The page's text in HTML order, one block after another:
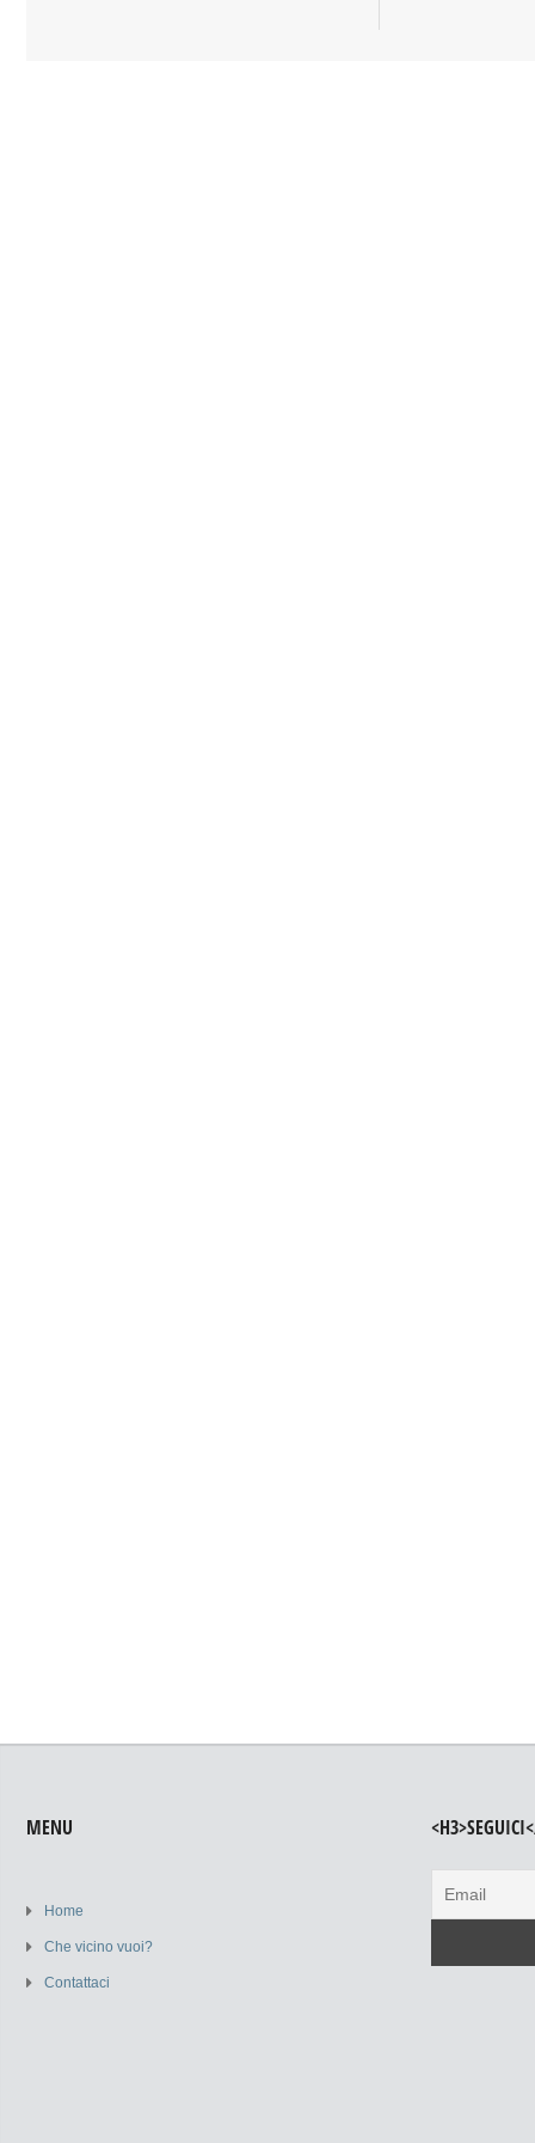
MENU
Home
Che vicino vuoi?
Contattaci